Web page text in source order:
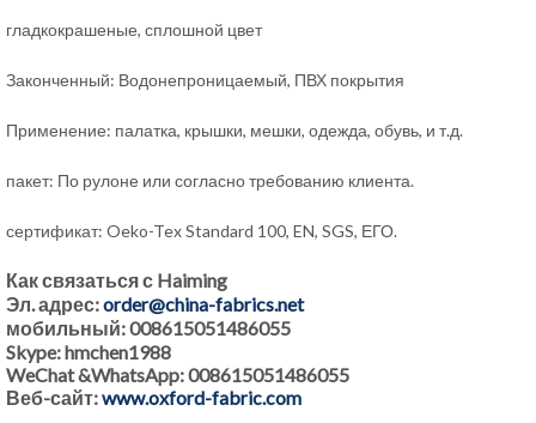
гладкокрашеные, сплошной цвет
Законченный: Водонепроницаемый, ПВХ покрытия
Применение: палатка, крышки, мешки, одежда, обувь, и т.д.
пакет: По рулоне или согласно требованию клиента.
сертификат: Oeko-Tex Standard 100, EN, SGS, ЕГО.
Как связаться с Haiming
Эл. адрес:order@china-fabrics.net
мобильный: 008615051486055
Skype: hmchen1988
WeChat &WhatsApp: 008615051486055
Веб-сайт:www.oxford-fabric.com